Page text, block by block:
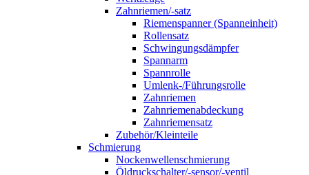
Zahnriemen/-satz
Riemenspanner (Spanneinheit)
Rollensatz
Schwingungsdämpfer
Spannarm
Spannrolle
Umlenk-/Führungsrolle
Zahnriemen
Zahnriemenabdeckung
Zahnriemensatz
Zubehör/Kleinteile
Schmierung
Nockenwellenschmierung
Öldruckschalter/-sensor/-ventil